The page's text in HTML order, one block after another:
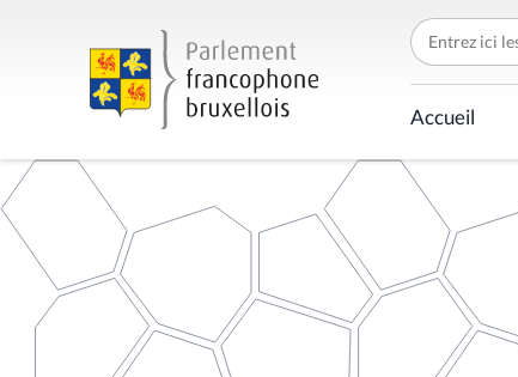
C
h
e
r
c
h
r
p
Accueil